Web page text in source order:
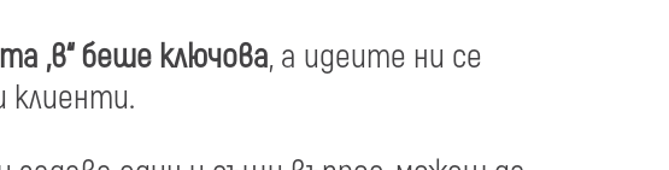
„в“ беше ключова, а идеите ни се
клиенти.